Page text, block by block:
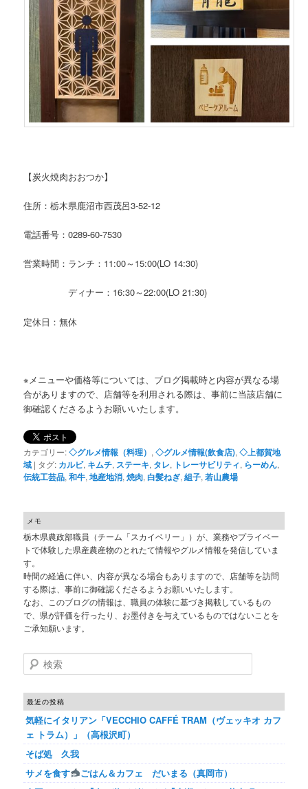
【炭火焼肉おおつか】
住所：栃木県鹿沼市西茂呂3-52-12
電話番号：0289-60-7530
営業時間：ランチ：11:00～15:00(LO 14:30)
ディナー：16:30～22:00(LO 21:30)
定休日：無休
※メニューや価格等については、ブログ掲載時と内容が異なる場
合がありますので、店舗等を利用される際は、事前に当該店舗に
御確認くださるようお願いいたします。
カテゴリー:◇グルメ情報（料理） ,◇グルメ情報(飲食店),◇上都賀地
域 | タグ: カルビ, キムチ, ステーキ, タレ, トレーサビリティ, らーめん,
伝統工芸品,和牛,地産地消,焼肉, 白髪ねぎ,組子,若山農場
メモ
栃木県農政部職員（チーム「スカイベリー」）が、業務やプライベー
トで体験した県産農産物のとれたて情報やグルメ情報を発信していま
す。
時間の経過に伴い、内容が異なる場合もありますので、店舗等を訪問
する際は、事前に御確認くださるようお願いいたします。
なお、このブログの情報は、職員の体験に基づき掲載しているもの
で、県が評価を行ったり、お墨付きを与えているものではないことを
ご承知願います。
検索
最近の投稿
気軽にイタリアン「VECCHIO CAFFÉ TRAM（ヴェッキオ カフ
ェ トラム）」（高根沢町）
そば処 久我
サメを食す
ごはん＆カフェ だいまる（真岡市）